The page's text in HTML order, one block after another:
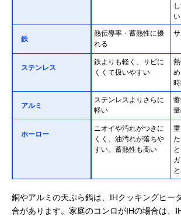
い
鉄
熱伝導率・蓄熱性に優
れる
ステンレス
鉄よりも軽く、サビに
くくて扱いやすい
アルミ
ステンレスよりさらに
軽い
ホーロー
ニオイや汚れがつきに
くく、油汚れが落ちや
すい。蓄熱性も高い
銅やアルミの天ぷら鍋は、IHクッキングヒー
合があります。家庭のコンロがIHの場合は、